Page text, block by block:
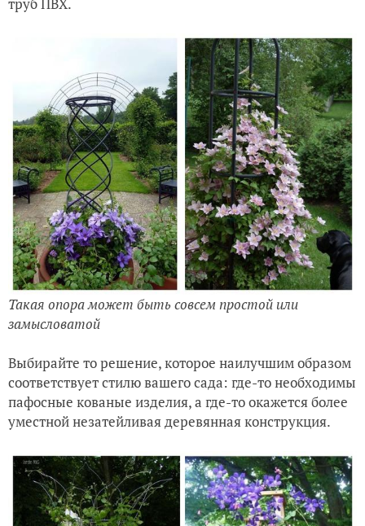
труб ПВХ.
Такая опора может быть совсем простой или
замысловатой
Выбирайте то решение, которое наилучшим образом
соответствует стилю вашего сада: где-то необходимы
пафосные кованые изделия, а где-то окажется более
уместной незатейливая деревянная конструкция.